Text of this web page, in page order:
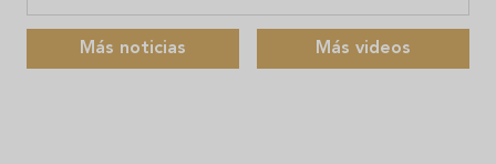
Más noticias Más videos